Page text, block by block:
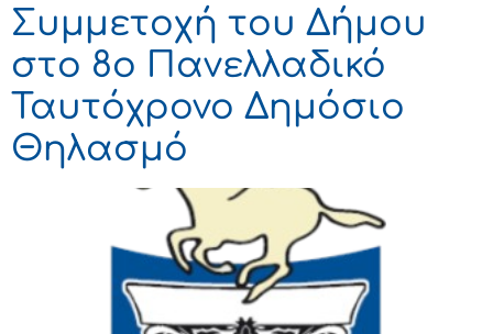
Συμμετοχή του Δήμου
στο 8ο Πανελλαδικό
Ταυτόχρονο Δημόσιο
Θηλασμό